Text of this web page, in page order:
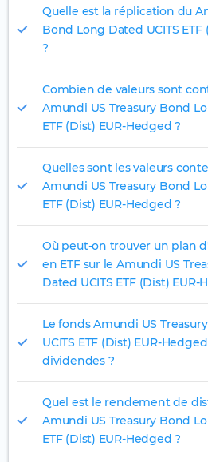
Quelle est la réplication du
Bond Long Dated UCITS ETF
?
Combien de valeurs sont
Amundi US Treasury Bond
ETF (Dist) EUR-Hedged ?
Quelles sont les valeurs
Amundi US Treasury Bond
ETF (Dist) EUR-Hedged ?
Où peut-on trouver un plan
en ETF sur le Amundi US
Dated UCITS ETF (Dist) EUR-
Le fonds Amundi US
UCITS ETF (Dist) EUR-
dividendes ?
Quel est le rendement de
Amundi US Treasury Bond
ETF (Dist) EUR-Hedged ?